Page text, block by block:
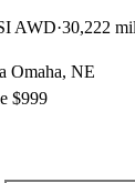
AWD 30,222
Omaha, NE
$999